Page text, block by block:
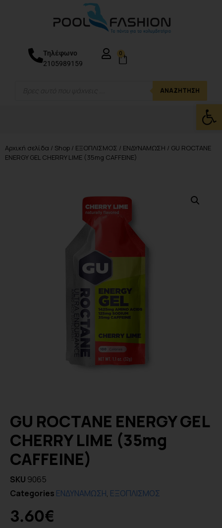
ΑΝΑΖΉΤΗΣΗ
Τηλέφωνο
2105989159
0
Αρχική σελίδα / Shop / ΕΞΟΠΛΙΣΜΟΣ / ΕΝΔΥΝΑΜΩΣΗ / GU ROCTANE
ENERGY GEL CHERRY LIME (35mg CAFFEINE)
GU ROCTANE ENERGY GEL
CHERRY LIME (35mg
CAFFEINE)
SKU 9065
Categories ΕΝΔΥΝΑΜΩΣΗ, ΕΞΟΠΛΙΣΜΟΣ
3.60€